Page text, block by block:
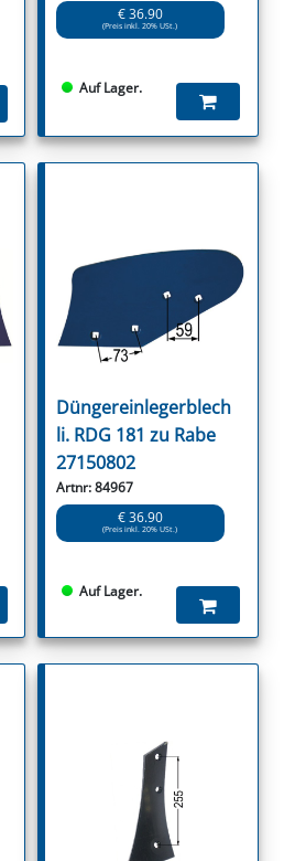
€ 36.90
(Preis inkl. 20% USt.)
Auf Lager.
Düngereinlegerblech
li. RDG 181 zu Rabe
27150802
Artnr: 84967
€ 36.90
(Preis inkl. 20% USt.)
Auf Lager.